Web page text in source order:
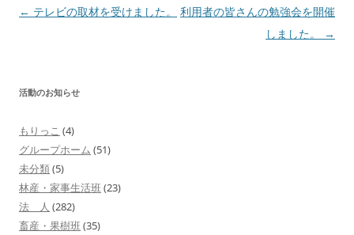
投
ゲ
シ
ョ
ン
← テレビの取材を受けました。
利用者の皆さんの勉強会を開催
しました。
→
活動のお知らせ
もりっこ (4)
グループホーム (51)
未分類(5)
林産・家事生活班(23)
法 人 (282)
畜産・果樹班(35)